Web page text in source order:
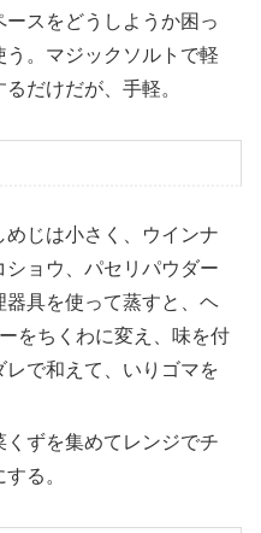
スをどうしようか困っ
。マジックソルトで軽
だけだが、手軽。
じは小さく、ウインナ
ョウ、パセリパウダー
器具を使って蒸すと、ヘ
をちくわに変え、味を付
で和えて、いりゴマを
ずを集めてレンジでチ
る。